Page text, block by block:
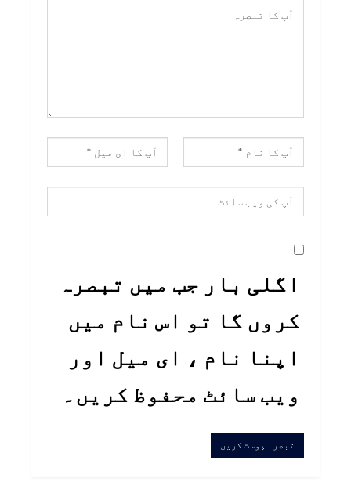
اگلی بار جب میں تبصرہ
کروں گا تو اس نام میں
اپنا نام ، ای میل اور
ویب سائٹ محفوظ کریں۔